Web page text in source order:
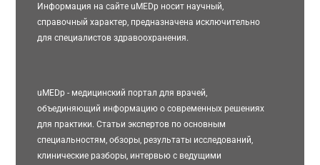
Информация на сайте uMEDp носит научный,
справочный характер, предназначена исключительно
для специалистов здравоохранения.
uMEDp - медицинский портал для врачей,
объединяющий информацию о современных решениях
для практики. Статьи экспертов по основным
специальностям, обзоры, результаты исследований,
клинические разборы, интервью с ведущими